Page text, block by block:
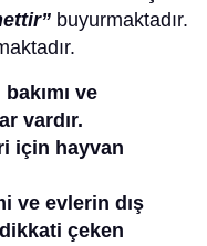
buyurmaktadır.
ve
vardır.
için hayvan
ve evlerin dış
çeken